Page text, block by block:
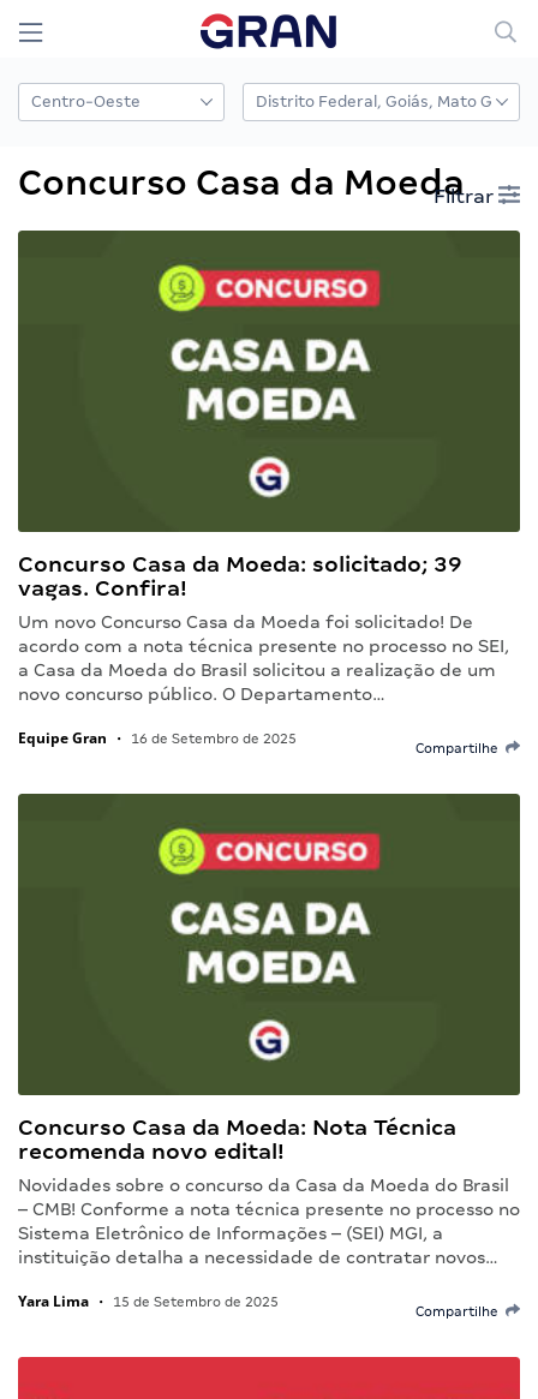
Concurso Casa da MoedaFiltrar
Concurso Casa da Moeda: solicitado; 39
vagas. Confira!
Um novo Concurso Casa da Moeda foi solicitado! De
acordo com a nota técnica presente no processo no SEI,
a Casa da Moeda do Brasil solicitou a realização de um
novo concurso público. O Departamento…
Equipe Gran • 16 de Setembro de 2025
Compartilhe
Concurso Casa da Moeda: Nota Técnica
recomenda novo edital!
Novidades sobre o concurso da Casa da Moeda do Brasil
– CMB! Conforme a nota técnica presente no processo no
Sistema Eletrônico de Informações – (SEI) MGI, a
instituição detalha a necessidade de contratar novos…
Yara Lima • 15 de Setembro de 2025
Compartilhe